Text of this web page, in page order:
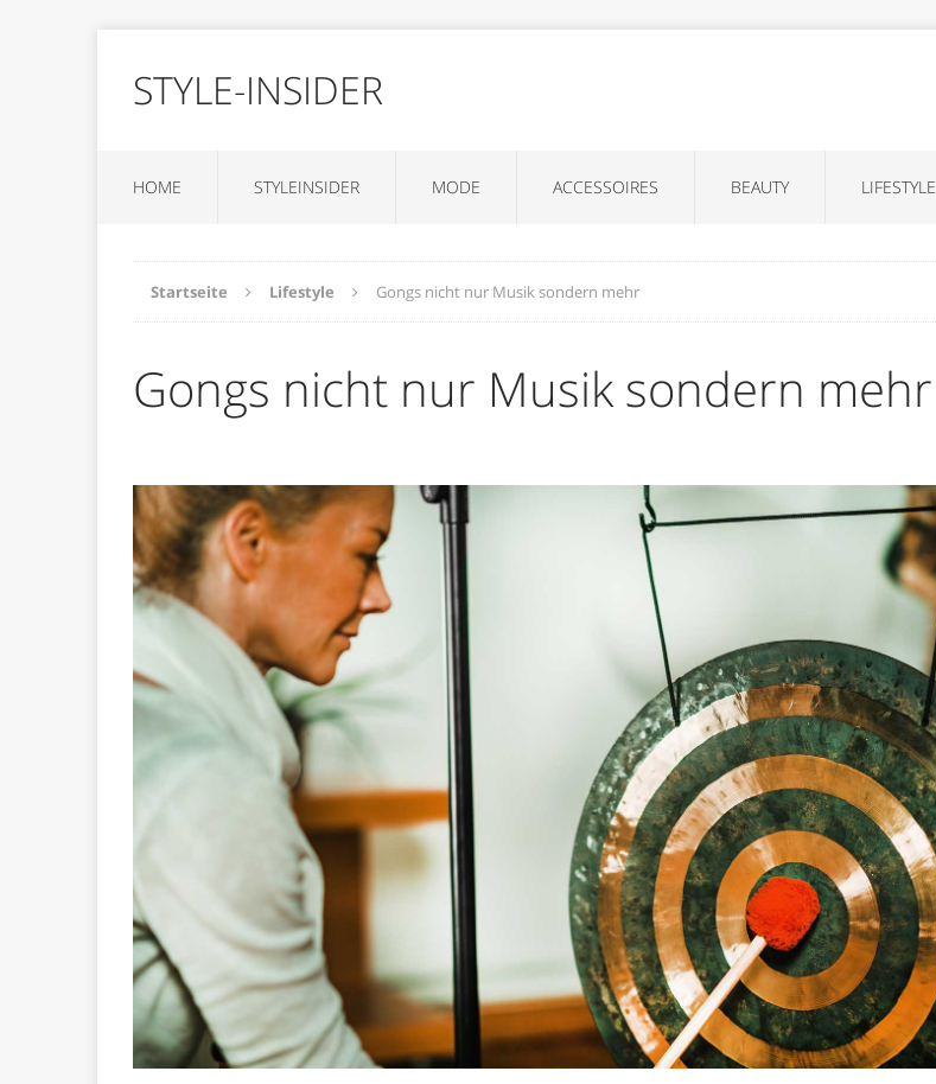
STYLE-INSIDER
HOME STYLEINSIDER MODE ACCESSOIRES BEAUTY LIFESTYLE
Startseite Lifestyle Gongs nicht nur Musik sondern mehr
Gongs nicht nur Musik sondern mehr